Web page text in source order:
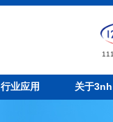
行业应用 关于3nh